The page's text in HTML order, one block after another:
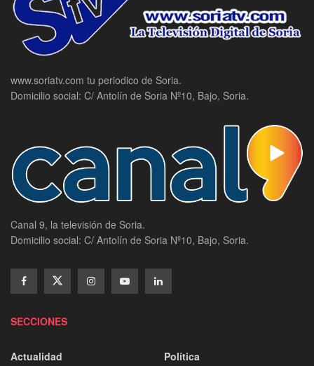
www.soriatv.com tu periodico de Soria.
Domicilio social: C/ Antolín de Soria Nº10, Bajo, Soria.
Canal 9, la televisión de Soria.
Domicilio social: C/ Antolín de Soria Nº10, Bajo, Soria.
SECCIONES
Actualidad
Política